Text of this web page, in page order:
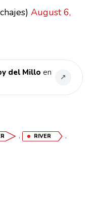
August 6,
del Millo en
↗
, RIVER ,